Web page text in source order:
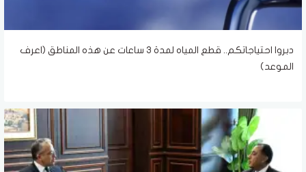
دبروا احتياجاتكم.. قطع المياه لمدة 3 ساعات عن هذه المناطق (اعرف
الموعد)